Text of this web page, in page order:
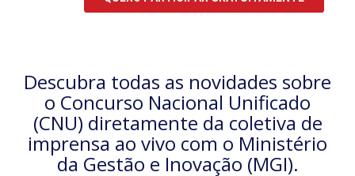
Descubra todas as novidades sobre
o Concurso Nacional Unificado
(CNU) diretamente da coletiva de
imprensa ao vivo com o Ministério
da Gestão e Inovação (MGI).